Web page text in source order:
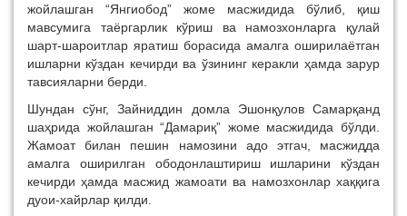
жойлашган “Янгиобод” жоме масжидида бўлиб, қиш
мавсумига таёргарлик кўриш ва намозхонларга қулай
шарт-шароитлар яратиш борасида амалга оширилаётган
ишларни кўздан кечирди ва ўзининг керакли ҳамда зарур
тавсияларни берди.
Шундан сўнг, Зайниддин домла Эшонқулов Самарқанд
шаҳрида жойлашган “Дамариқ” жоме масжидида бўлди.
Жамоат билан пешин намозини адо этгач, масжидда
амалга оширилган ободонлаштириш ишларини кўздан
кечирди ҳамда масжид жамоати ва намозхонлар хаққига
дуои-хайрлар қилди.